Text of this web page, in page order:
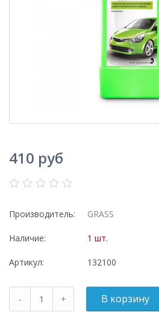
410 руб
Производитель: GRASS
Наличие: 1 шт.
Артикул: 132100